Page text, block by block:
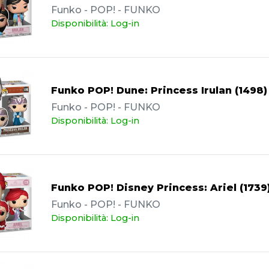
Funko - POP! - FUNKO
Disponibilità: Log-in
Funko POP! Dune: Princess Irulan (1498)
Funko - POP! - FUNKO
Disponibilità: Log-in
Funko POP! Disney Princess: Ariel
Funko - POP! - FUNKO
Disponibilità: Log-in